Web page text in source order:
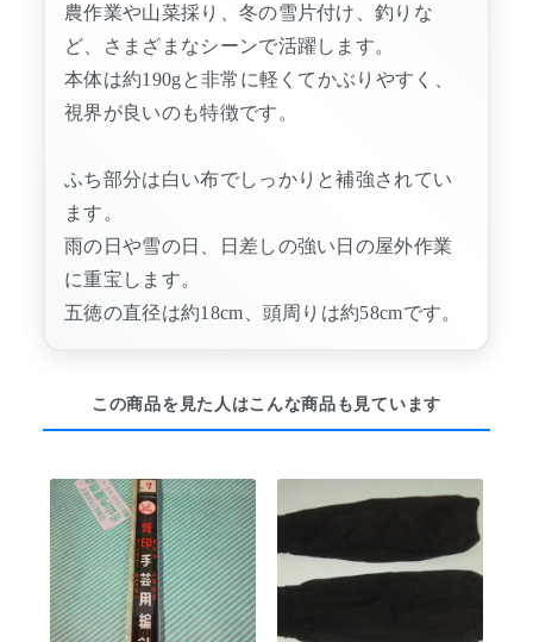
農作業や山菜採り、冬の雪片付け、釣りな
ど、さまざまなシーンで活躍します。
本体は約190gと非常に軽くてかぶりやすく、
視界が良いのも特徴です。
ふち部分は白い布でしっかりと補強されてい
ます。
雨の日や雪の日、日差しの強い日の屋外作業
に重宝します。
五徳の直径は約18cm、頭周りは約58cmです。
この商品を見た人はこんな商品も見ています